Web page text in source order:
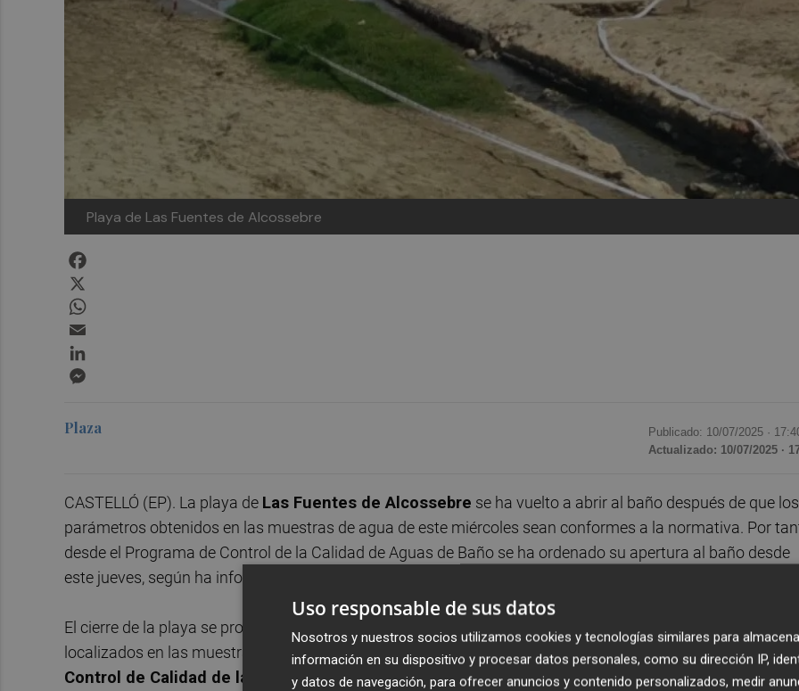
Playa de Las Fuentes de Alcossebre
Plaza Publicado: 10/07/2025 ·
Actualizado: 10/07/2025 ·
CASTELLÓ (EP). La playa de Las Fuentes de Alcossebre se ha vuelto a abrir al baño después de que los
parámetros obtenidos en las muestras de agua de este miércoles sean conformes a la normativa. Por
desde el Programa de Control de la Calidad de Aguas de Baño se ha ordenado su apertura al baño desde
este jueves, según ha informado el Ayuntamiento en su cuenta de Facebook.
El cierre de la playa se produjo tras la identificación de niveles elevados de parámetros microbiológicos
localizados en las muestras tomadas el pasado martes tras los análisis realizados dentro delPrograma
Control de Calidad de las Aguas de la Generalitat Valenciana. Concretamente, la muestra
Uso responsable de sus datos
Nosotros y nuestros socios utilizamos cookies y tecnologías similares para
información en su dispositivo y procesar datos personales, como su dirección IP,
y datos de navegación, para ofrecer anuncios y contenido personalizados, medir